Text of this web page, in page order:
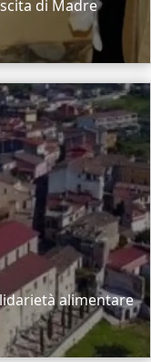
di Madre
alimentare